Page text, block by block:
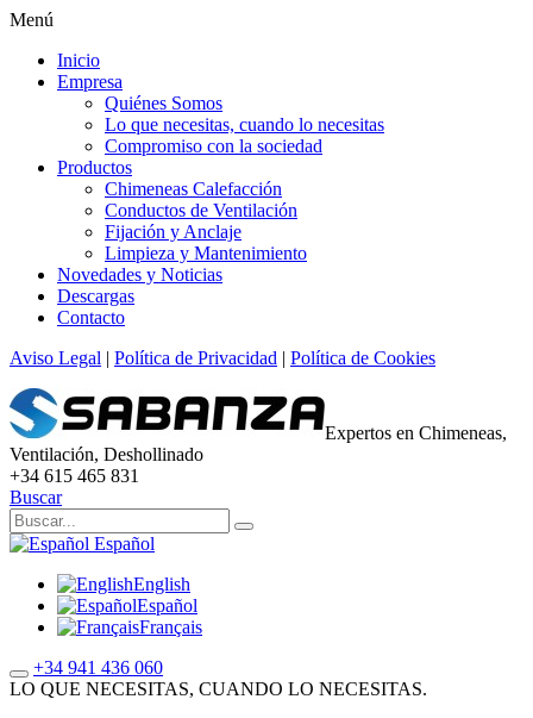
Menú
Inicio
Empresa
Quiénes Somos
Lo que necesitas, cuando lo necesitas
Compromiso con la sociedad
Productos
Chimeneas Calefacción
Conductos de Ventilación
Fijación y Anclaje
Limpieza y Mantenimiento
Novedades y Noticias
Descargas
Contacto
Aviso Legal | Política de Privacidad | Política de Cookies
Expertos en Chimeneas,
Ventilación, Deshollinado
+34 615 465 831
Buscar
Español
English
Español
Français
+34 941 436 060
LO QUE NECESITAS, CUANDO LO NECESITAS.